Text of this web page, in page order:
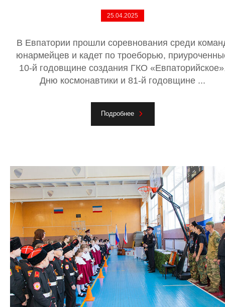
25.04.2025
В Евпатории прошли соревнования среди
юнармейцев и кадет по троеборью,
10-й годовщине создания ГКО
Дню космонавтики и 81-й годовщине ...
Подробнее